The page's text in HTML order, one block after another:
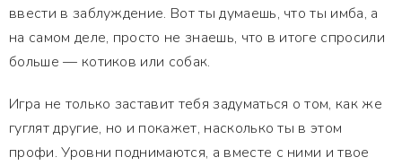
ввести в заблуждение. Вот ты думаешь, что ты имба, а
на самом деле, просто не знаешь, что в итоге спросили
больше — котиков или собак.
Игра не только заставит тебя задуматься о том, как же
гуглят другие, но и покажет, насколько ты в этом
профи. Уровни поднимаются, а вместе с ними и твое